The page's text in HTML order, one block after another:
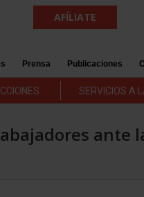
AFÍLIATE
Prensa Publicaciones
SERVICIOS A
ante